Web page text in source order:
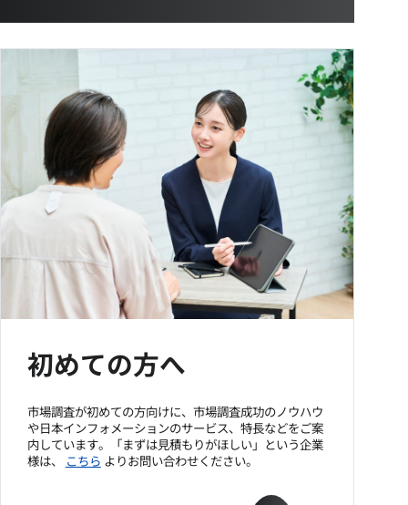
初めての方へ
市場調査が初めての方向けに、市場調査成功のノウハウ
や日本インフォメーションのサービス、特長などをご案
内しています。「まずは見積もりがほしい」という企業
様は、
こちら よりお問い合わせください。